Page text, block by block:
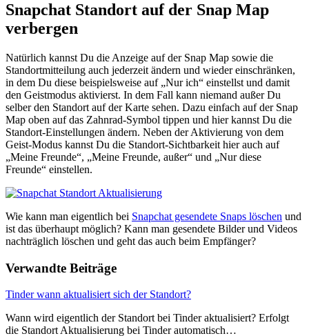
Snapchat Standort auf der Snap Map
verbergen
Natürlich kannst Du die Anzeige auf der Snap Map sowie die
Standortmitteilung auch jederzeit ändern und wieder einschränken,
in dem Du diese beispielsweise auf „Nur ich“ einstellst und damit
den Geistmodus aktivierst. In dem Fall kann niemand außer Du
selber den Standort auf der Karte sehen. Dazu einfach auf der Snap
Map oben auf das Zahnrad-Symbol tippen und hier kannst Du die
Standort-Einstellungen ändern. Neben der Aktivierung von dem
Geist-Modus kannst Du die Standort-Sichtbarkeit hier auch auf
„Meine Freunde“, „Meine Freunde, außer“ und „Nur diese
Freunde“ einstellen.
Wie kann man eigentlich bei Snapchat gesendete Snaps löschen und
ist das überhaupt möglich? Kann man gesendete Bilder und Videos
nachträglich löschen und geht das auch beim Empfänger?
Verwandte Beiträge
Tinder wann aktualisiert sich der Standort?
Wann wird eigentlich der Standort bei Tinder aktualisiert? Erfolgt
die Standort Aktualisierung bei Tinder automatisch…